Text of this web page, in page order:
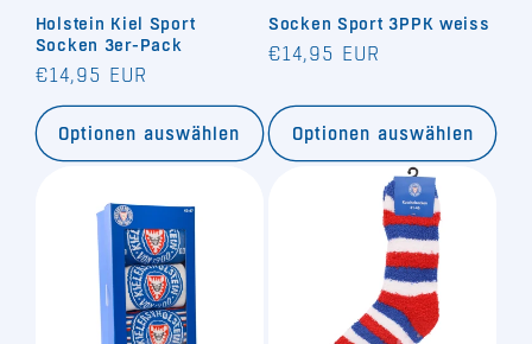
eHolstein Kiel Sport
Socken 3er-Pack
Normaler
Preis
€14,95 EUR
Optionen auswählen
Socken Sport 3PPK weiss
Normaler
€14,95 EUR
Optionen auswählen